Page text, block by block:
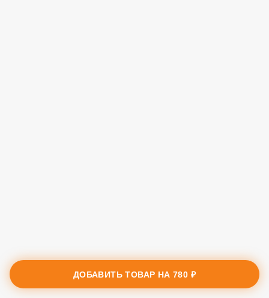
ДОБАВИТЬ ТОВАР НА780 ₽